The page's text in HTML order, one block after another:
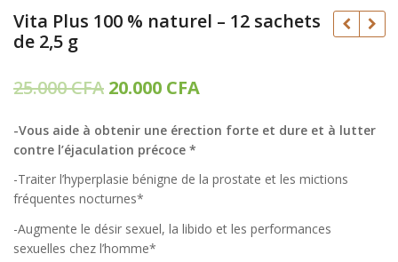
Vita Plus 100 % naturel – 12 sachets
de 2,5 g
18.000CFA
20.000CFA
25.000CFA Le
initial
était :
25.000 CFA.
20.000 CFALe
est :
-Vous aide à obtenir une érection forte et dure et à lutter
contre l’éjaculation précoce *
-Traiter l’hyperplasie bénigne de la prostate et les mictions
fréquentes nocturnes*
-Augmente le désir sexuel, la libido et les performances
sexuelles chez l’homme*